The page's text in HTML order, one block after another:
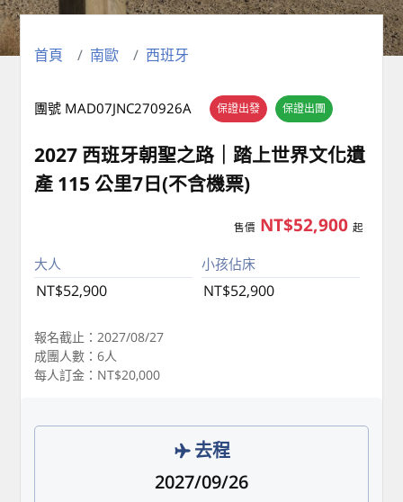
首頁 南歐 西班牙
保證出發 保證出團
團號 MAD07JNC270926A
2027 西班牙朝聖之路｜踏上世界文化遺
產 115 公里7日(不含機票)
售價 NT$52,900 起
大人
NT$52,900
小孩佔床
NT$52,900
報名截止：2027/08/27
成團人數：6人
每人訂金：NT$20,000
去程
2027/09/26